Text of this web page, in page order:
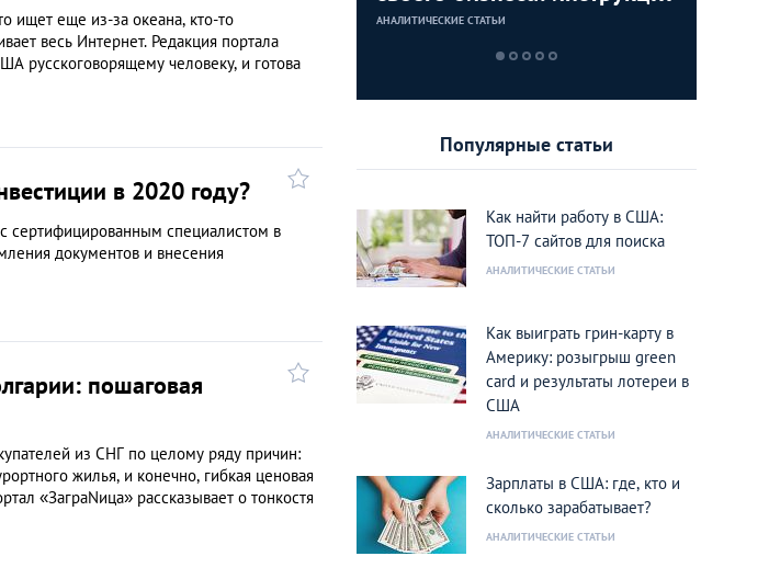
ищет еще из-за океана, кто-то
весь Интернет. Редакция портала
русскоговорящему человеку, и готова
в 2020 году?
сертифицированным специалистом в
документов и внесения
пошаговая
из СНГ по целому ряду причин:
жилья, и конечно, гибкая ценовая
«ЗаграNица» рассказывает о тонкостя
для граждан СНГ
АНАЛИТИЧЕСКИЕ СТАТЬИ
иностранцев
АНАЛИТИЧЕСКИЕ СТАТЬИ
Популярные статьи
Как найти работу в США:
ТОП-7 сайтов для поиска
АНАЛИТИЧЕСКИЕ СТАТЬИ
Как выиграть грин-карту в
Америку: розыгрыш green
card и результаты лотереи в
США
АНАЛИТИЧЕСКИЕ СТАТЬИ
Зарплаты в США: где, кто и
сколько зарабатывает?
АНАЛИТИЧЕСКИЕ СТАТЬИ